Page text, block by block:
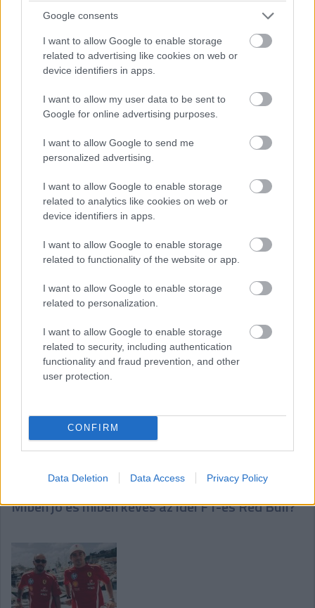
Google consents
I want to allow Google to enable storage
related to advertising like cookies on web or
device identifiers in apps.
I want to allow my user data to be sent to
Google for online advertising purposes.
I want to allow Google to send me
personalized advertising.
I want to allow Google to enable storage
related to analytics like cookies on web or
device identifiers in apps.
I want to allow Google to enable storage
related to functionality of the website or app.
I want to allow Google to enable storage
related to personalization.
I want to allow Google to enable storage
related to security, including authentication
functionality and fraud prevention, and other
user protection.
CONFIRM
Data Deletion Data Access Privacy Policy
sereghajtók közé tartoznak – talán csak a
Fernando Alonso öt nullázós futam után, hogy
idén a pontszerzésért is vért kell izzadnia majd
Kisebb csoda, hogy Lance Stroll tíz vb-
egységével még őrzik a csapatértékelés hetedik
helyét – bár immár a kanadai sem a meglepő
eredményekkel, hanem a Q1-es kiesési
rekorddal hívta fel magára a figyelmet.
Ha ismerőseid figyelmébe ajánlanád a cikket, megteheted az
alábbi gombokkal:
További cikkeink a témában
Miben jó és miben kevés az idei F1-es Red Bull?